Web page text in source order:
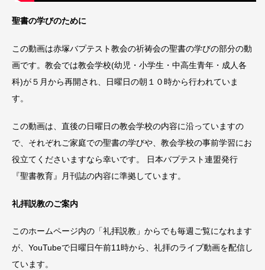
聖書の学びのために
この動画は赤塚バプテスト教会の祈祷会の聖書の学びの部分の動
画です。教会では教会学校(幼児・小学生・中高生青年・成人各
科)が５月から再開され、日曜日の朝１０時から行われていま
す。
この動画は、直後の日曜日の教会学校の内容に沿っていますの
で、それぞれご家庭での聖書の学びや、教会学校の事前学習にお
役立てくださいますなら幸いです。 日本バプテスト連盟発行
『聖書教育』月刊誌の内容に準拠しています。
礼拝説教のご案内
このホームページ内の「礼拝説教」からでも毎週ご覧になれます
が、YouTubeで日曜日午前11時から、礼拝のライブ動画を配信し
ています。